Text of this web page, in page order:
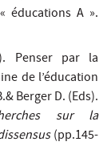
éducations A ».
Penser par la
de l’éducation
Berger D. (Eds).
sur la
(pp.145-